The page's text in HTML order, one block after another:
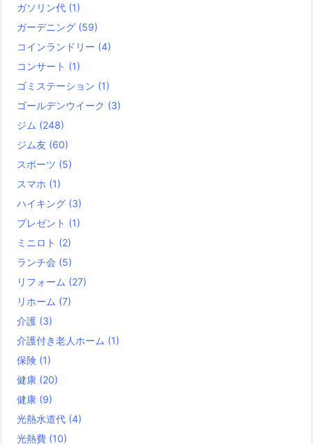
ガソリン代 (1)
ガーデニング (59)
コインランドリー (4)
コンサート (1)
ゴミステーション (1)
ゴールデンウイーク (3)
ジム (248)
ジム友 (60)
スポーツ (5)
スマホ (1)
ハイキング (3)
プレゼント (1)
ミニロト (2)
ランチ会 (5)
リフォーム (27)
リホーム (7)
介護 (3)
介護付き老人ホーム (1)
保険 (1)
健康 (20)
健康 (9)
光熱水道代 (4)
光熱費 (10)